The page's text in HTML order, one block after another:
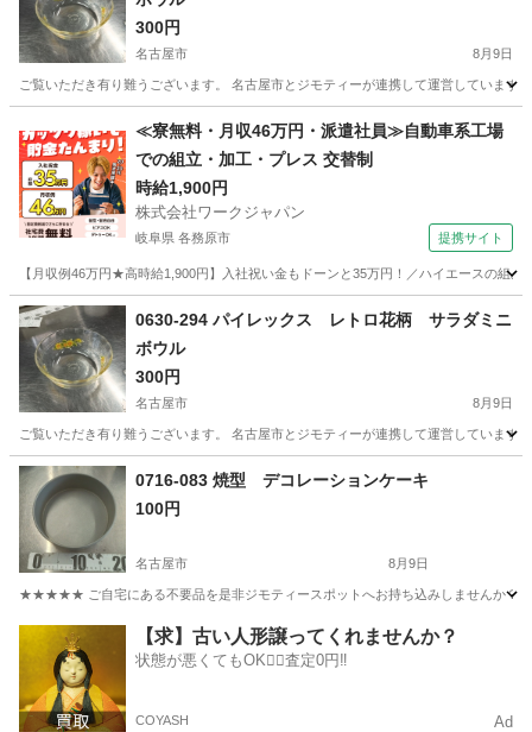
300円
名古屋市 8月9日
ご覧いただき有り難うございます。 名古屋市とジモティーが連携して運営してい
食器 リユース
≪寮無料・月収46万円・派遣社員≫自動車系工場
での組立・加工・プレス 交替制
時給1,900円
株式会社ワークジャパン
岐阜県 各務原市 提携サイト
【月収例46万円★高時給1,900円】入社祝い金もドーンと35万円！／ハイエースの組
岐阜 各務原市 0630-294 パイレックス レトロ花柄 サラダミニ
ボウル
300円
名古屋市 8月9日
ご覧いただき有り難うございます。 名古屋市とジモティーが連携して運営してい
愛知 名古屋市 0716-083 焼型 デコレーションケーキ
100円
名古屋市 8月9日
★★★★★ ご自宅にある不要品を是非ジモティースポットへお持ち込みしませんか？
調理器具 現地
【求】古い人形譲ってくれませんか？
状態が悪くてもOK🙆‍♀️査定0円‼️
COYASH Ad